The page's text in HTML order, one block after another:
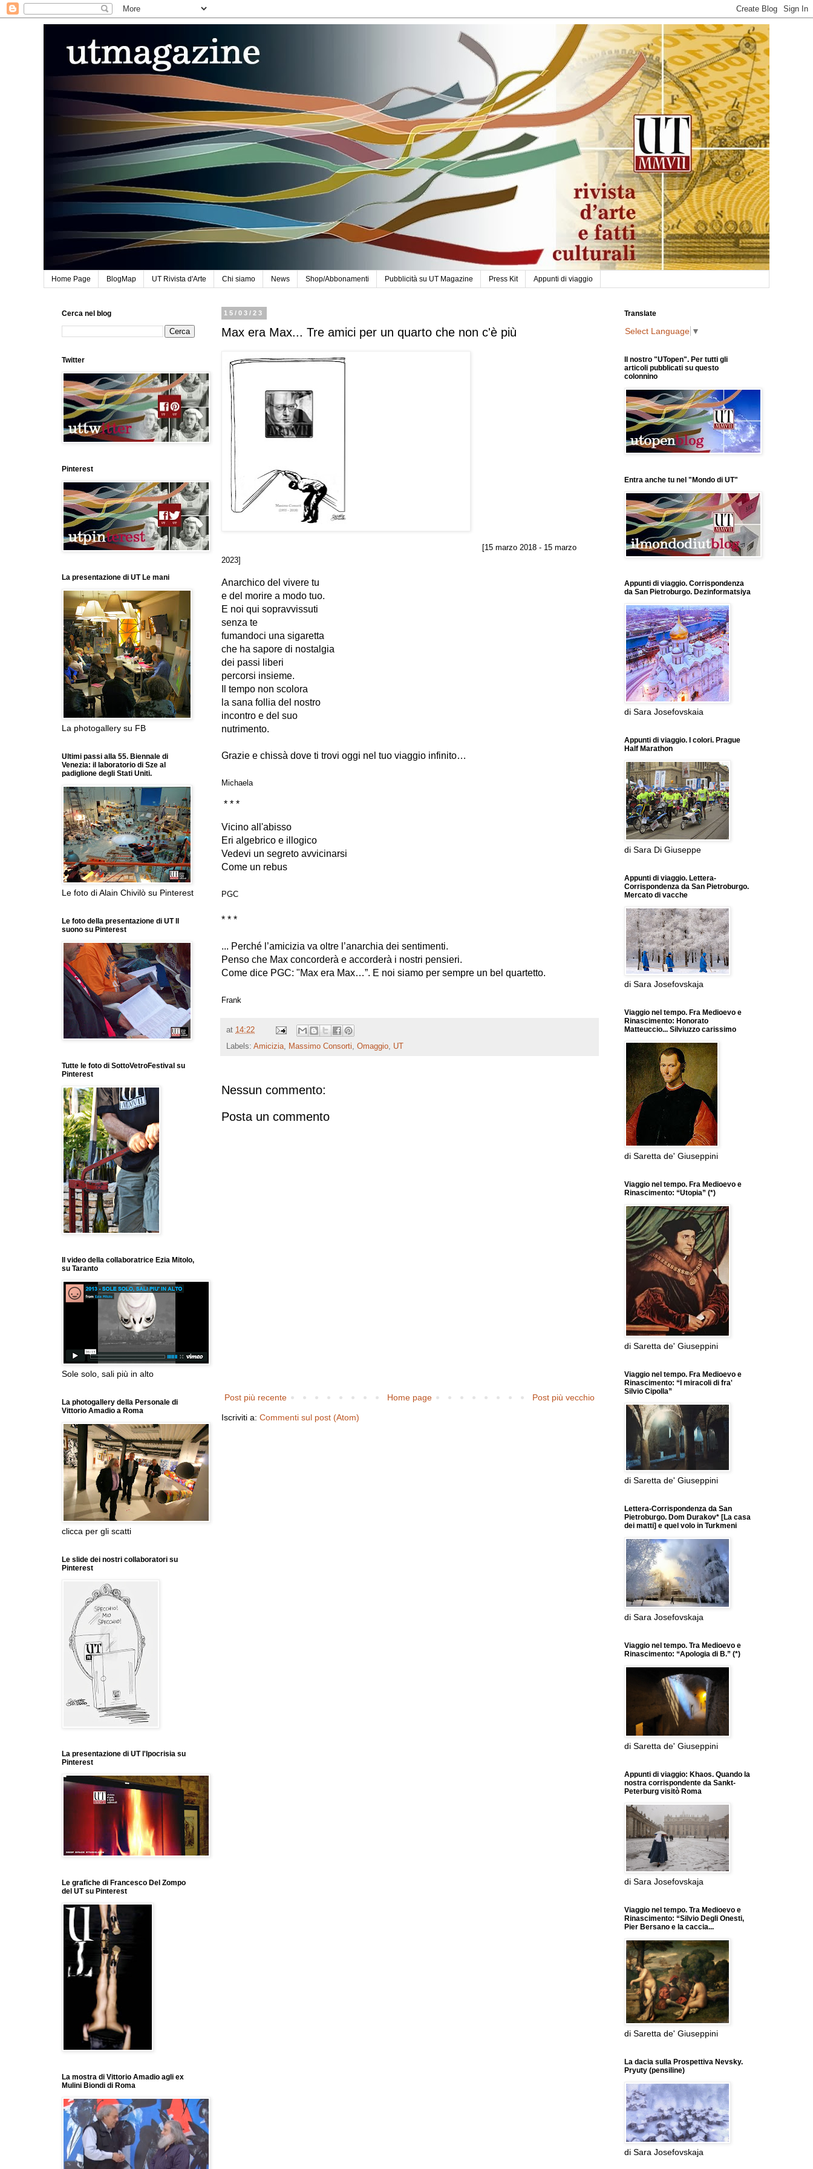
Home Page BlogMap UT Rivista d'Arte Chi siamo News Shop/Abbonamenti Pubblicità su UT Magazine Press Kit Appunti di viaggio
15/03/23
Max era Max... Tre amici per un quarto che non c'è più
[15 marzo 2018 - 15 marzo
2023]
Anarchico del vivere tu
e del morire a modo tuo.
E noi qui sopravvissuti
senza te
fumandoci una sigaretta
che ha sapore di nostalgia
dei passi liberi
percorsi insieme.
Il tempo non scolora
la sana follia del nostro
incontro e del suo
nutrimento.
Grazie e chissà dove ti trovi oggi nel tuo viaggio infinito…
Michaela
* * *
Vicino all'abisso
Eri algebrico e illogico
Vedevi un segreto avvicinarsi
Come un rebus
PGC
* * *
... Perché l’amicizia va oltre l’anarchia dei sentimenti.
Penso che Max concorderà e accorderà i nostri pensieri.
Come dice PGC: "Max era Max…”. E noi siamo per sempre un bel quartetto.
Frank
at 14:22
Labels: Amicizia, Massimo Consorti, Omaggio, UT
Nessun commento:
Posta un commento
Post più recente Post più vecchio
Home page
Iscriviti a: Commenti sul post (Atom)
Cerca nel blog
Twitter
Pinterest
La presentazione di UT Le mani
La photogallery su FB
Ultimi passi alla 55. Biennale di
Venezia: il laboratorio di Sze al
padiglione degli Stati Uniti.
Le foto di Alain Chivilò su Pinterest
Le foto della presentazione di UT Il
suono su Pinterest
Tutte le foto di SottoVetroFestival su
Pinterest
Il video della collaboratrice Ezia Mitolo,
su Taranto
Sole solo, sali più in alto
La photogallery della Personale di
Vittorio Amadio a Roma
clicca per gli scatti
Le slide dei nostri collaboratori su
Pinterest
La presentazione di UT l'Ipocrisia su
Pinterest
Le grafiche di Francesco Del Zompo
del UT su Pinterest
La mostra di Vittorio Amadio agli ex
Mulini Biondi di Roma
Translate
Select Language ▼
Il nostro "UTopen". Per tutti gli
articoli pubblicati su questo
colonnino
Entra anche tu nel "Mondo di UT"
Appunti di viaggio. Corrispondenza
da San Pietroburgo. Dezinformatsiya
di Sara Josefovskaia
Appunti di viaggio. I colori. Prague
Half Marathon
di Sara Di Giuseppe
Appunti di viaggio. Lettera-
Corrispondenza da San Pietroburgo.
Mercato di vacche
di Sara Josefovskaja
Viaggio nel tempo. Fra Medioevo e
Rinascimento: Honorato
Matteuccio... Silviuzzo carissimo
di Saretta de' Giuseppini
Viaggio nel tempo. Fra Medioevo e
Rinascimento: “Utopia” (*)
di Saretta de' Giuseppini
Viaggio nel tempo. Fra Medioevo e
Rinascimento: “I miracoli di fra'
Silvio Cipolla”
di Saretta de' Giuseppini
Lettera-Corrispondenza da San
Pietroburgo. Dom Durakov* [La casa
dei matti] e quel volo in Turkmeni
di Sara Josefovskaja
Viaggio nel tempo. Tra Medioevo e
Rinascimento: “Apologia di B.” (*)
di Saretta de' Giuseppini
Appunti di viaggio: Khaos. Quando la
nostra corrispondente da Sankt-
Peterburg visitò Roma
di Sara Josefovskaja
Viaggio nel tempo. Tra Medioevo e
Rinascimento: “Silvio Degli Onesti,
Pier Bersano e la caccia...
di Saretta de' Giuseppini
La dacia sulla Prospettiva Nevsky.
Pryuty (pensiline)
di Sara Josefovskaja